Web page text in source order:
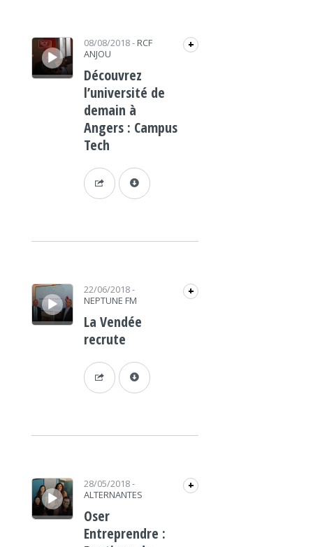
Lecteur audio 08/08/2018- RCF
ANJOU
+
Découvrez
l’université de
demain à
Angers : Campus
Tech
Lecteur audio 22/06/2018-
NEPTUNE FM
+
La Vendée
recrute
Lecteur audio 28/05/2018-
ALTERNANTES
+
Oser
Entreprendre :